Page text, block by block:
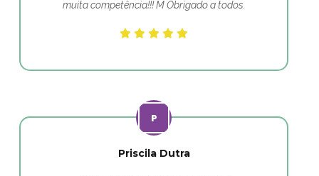
muita competência!!! M Obrigado a todos.
Priscila Dutra